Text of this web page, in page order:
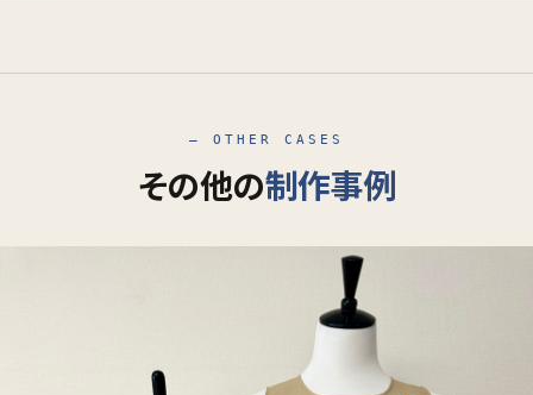
— OTHER CASES
その他の制作事例